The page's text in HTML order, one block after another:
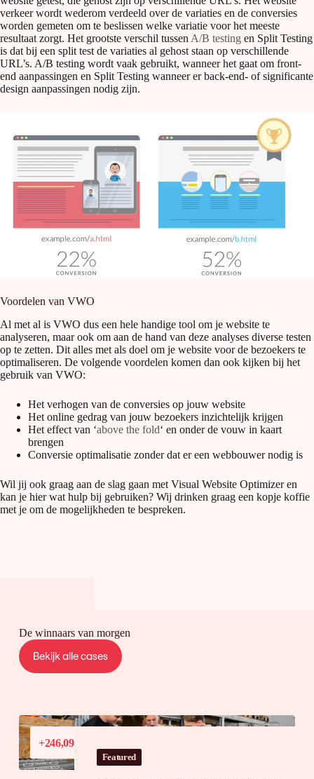
verkeer wordt wederom verdeeld over de variaties en de conversies
worden gemeten om te beslissen welke variatie voor het meeste
resultaat zorgt. Het grootste verschil tussen A/B testing en Split Testing
is dat bij een split test de variaties al gehost staan op verschillende
URL’s. A/B testing wordt vaak gebruikt, wanneer het gaat om front-
end aanpassingen en Split Testing wanneer er back-end- of significante
design aanpassingen nodig zijn.
Voordelen van VWO
Al met al is VWO dus een hele handige tool om je website te
analyseren, maar ook om aan de hand van deze analyses diverse testen
op te zetten. Dit alles met als doel om je website voor de bezoekers te
optimaliseren. De volgende voordelen komen dan ook kijken bij het
gebruik van VWO:
Het verhogen van de conversies op jouw website
Het online gedrag van jouw bezoekers inzichtelijk krijgen
Het effect van ‘above the fold‘ en onder de vouw in kaart
brengen
Conversie optimalisatie zonder dat er een webbouwer nodig is
Wil jij ook graag aan de slag gaan met Visual Website Optimizer en
kan je hier wat hulp bij gebruiken? Wij drinken graag een kopje koffie
met je om de mogelijkheden te bespreken.
De winnaars van morgen
Bekijk alle cases
+246,09%
in Frankrijk
Featured